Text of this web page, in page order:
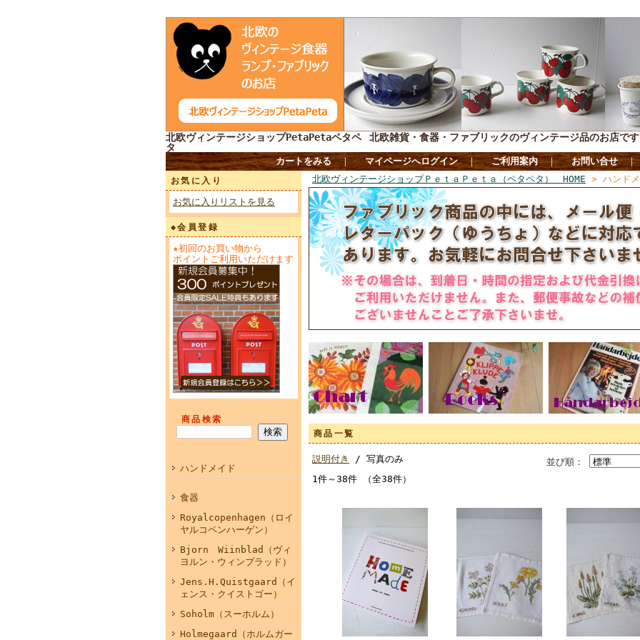
北欧ヴィンテージショップPetaPetaペタペ
タ
北欧雑貨・食器・ファブリックのヴィンテージ品のお店で
カートをみる ｜ マイページへログイン ｜ ご利用案内 ｜ お問い合せ
お気に入り
お気に入りリストを見る
◆会員登録
★初回のお買い物から
ポイントご利用いただけます
商品検索
ハンドメイド
食器
Royalcopenhagen（ロイ
ヤルコペンハーゲン）
Bjorn Wiinblad（ヴィ
ヨルン・ウィンブラッド）
Jens.H.Quistgaard（イ
ェンス・クイストゴー）
Soholm（スーホルム）
Holmegaard（ホルムガー
北欧ヴィンテージショップＰｅｔａＰｅｔａ（ペタペタ） HOME > ハンド
商品一覧
並び順：
説明付き
/ 写真のみ
1件～38件 （全38件）